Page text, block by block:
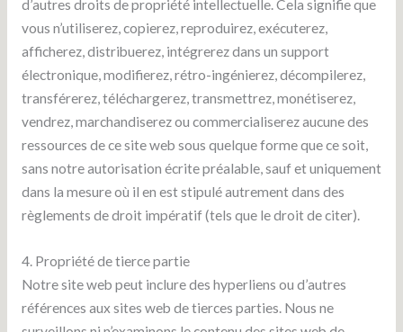
d’autres droits de propriété intellectuelle. Cela signifie que
vous n’utiliserez, copierez, reproduirez, exécuterez,
afficherez, distribuerez, intégrerez dans un support
électronique, modifierez, rétro-ingénierez, décompilerez,
transférerez, téléchargerez, transmettrez, monétiserez,
vendrez, marchandiserez ou commercialiserez aucune des
ressources de ce site web sous quelque forme que ce soit,
sans notre autorisation écrite préalable, sauf et uniquement
dans la mesure où il en est stipulé autrement dans des
règlements de droit impératif (tels que le droit de citer).
4. Propriété de tierce partie
Notre site web peut inclure des hyperliens ou d’autres
références aux sites web de tierces parties. Nous ne